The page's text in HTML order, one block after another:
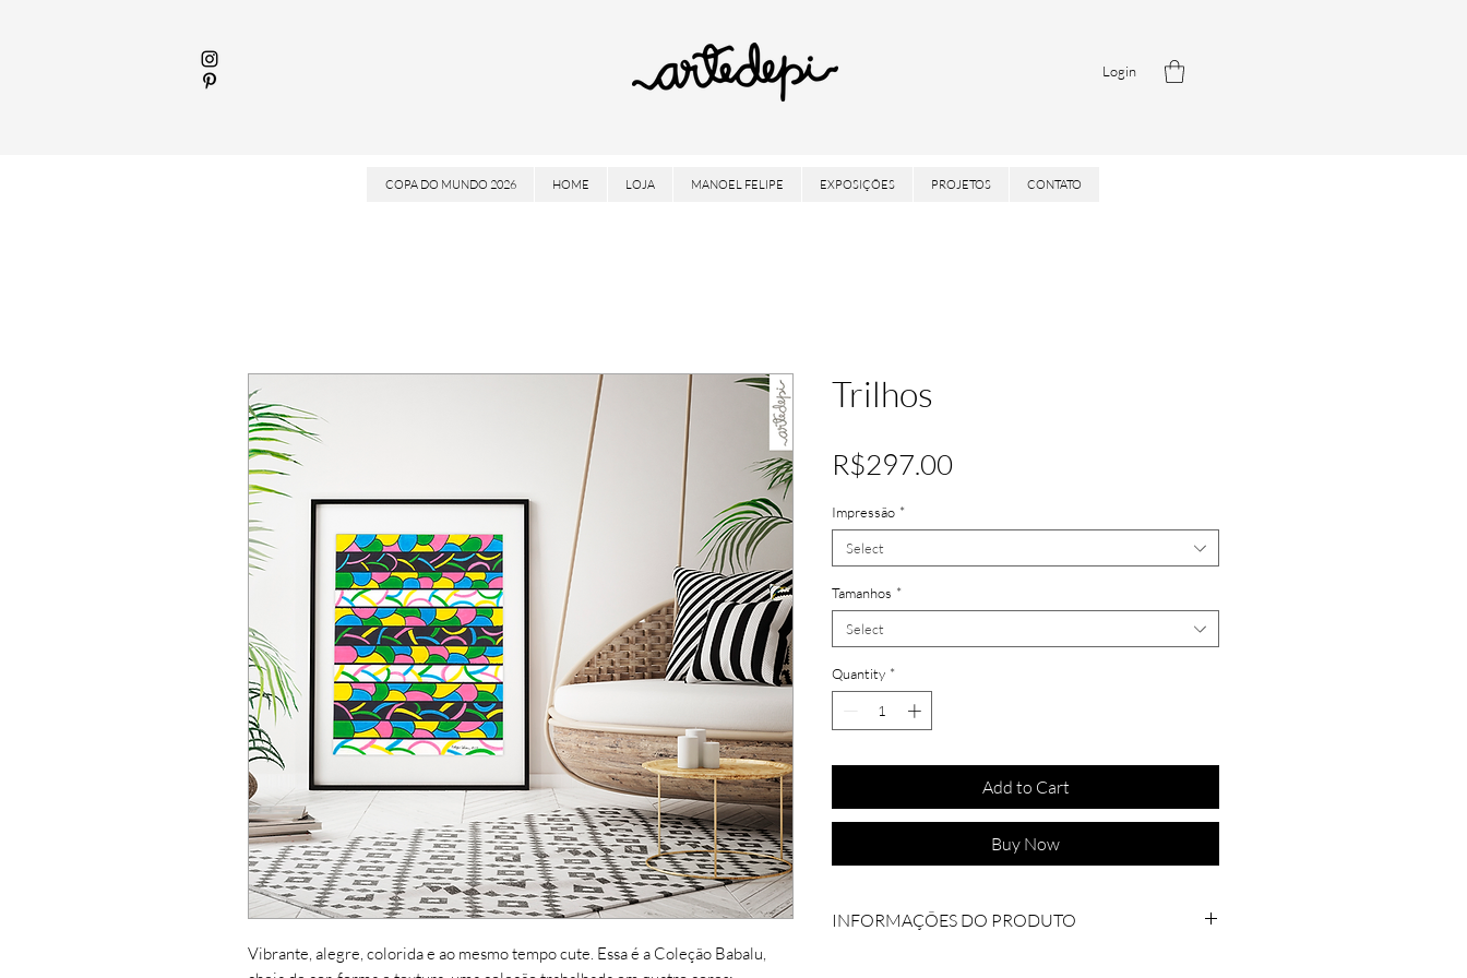
Login
COPA DO MUNDO 2026 HOME LOJA MANOEL FELIPE EXPOSIÇÕES PROJETOS CONTATO
Vibrante, alegre, colorida e ao mesmo tempo cute. Essa é a Coleção Babalu,
Trilhos
R$297.00Price
Impressão *
Select
Tamanhos *
Select
Quantity *
Add to Cart
Buy Now
INFORMAÇÕES DO PRODUTO